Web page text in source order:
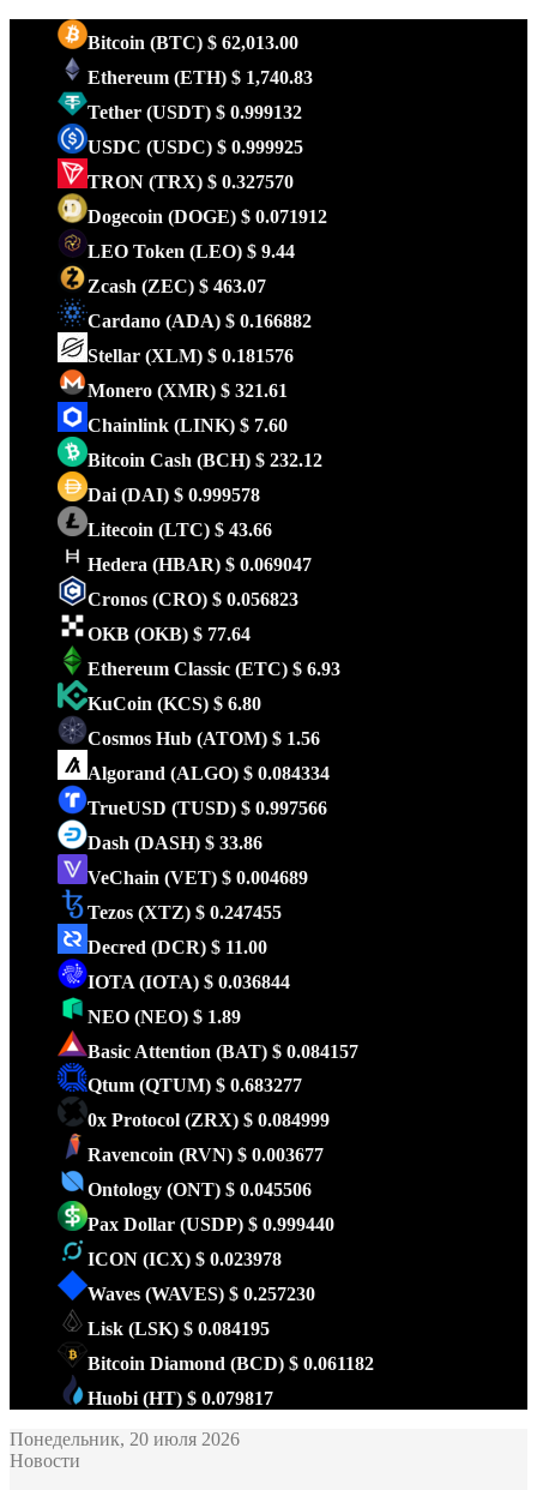
Bitcoin (BTC) $ 62,013.00
Ethereum (ETH) $ 1,740.83
Tether (USDT) $ 0.999132
USDC (USDC) $ 0.999925
TRON (TRX) $ 0.327570
Dogecoin (DOGE) $ 0.071912
LEO Token (LEO) $ 9.44
Zcash (ZEC) $ 463.07
Cardano (ADA) $ 0.166882
Stellar (XLM) $ 0.181576
Monero (XMR) $ 321.61
Chainlink (LINK) $ 7.60
Bitcoin Cash (BCH) $ 232.12
Dai (DAI) $ 0.999578
Litecoin (LTC) $ 43.66
Hedera (HBAR) $ 0.069047
Cronos (CRO) $ 0.056823
OKB (OKB) $ 77.64
Ethereum Classic (ETC) $ 6.93
KuCoin (KCS) $ 6.80
Cosmos Hub (ATOM) $ 1.56
Algorand (ALGO) $ 0.084334
TrueUSD (TUSD) $ 0.997566
Dash (DASH) $ 33.86
VeChain (VET) $ 0.004689
Tezos (XTZ) $ 0.247455
Decred (DCR) $ 11.00
IOTA (IOTA) $ 0.036844
NEO (NEO) $ 1.89
Basic Attention (BAT) $ 0.084157
Qtum (QTUM) $ 0.683277
0x Protocol (ZRX) $ 0.084999
Ravencoin (RVN) $ 0.003677
Ontology (ONT) $ 0.045506
Pax Dollar (USDP) $ 0.999440
ICON (ICX) $ 0.023978
Waves (WAVES) $ 0.257230
Lisk (LSK) $ 0.084195
Bitcoin Diamond (BCD) $ 0.061182
Huobi (HT) $ 0.079817
Понедельник, 20 июля 2026
Новости